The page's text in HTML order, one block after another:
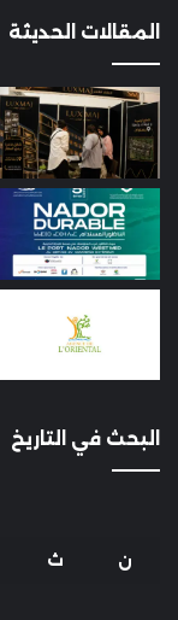
المقالات الحديثة
البحث في التاريخ
ن ث